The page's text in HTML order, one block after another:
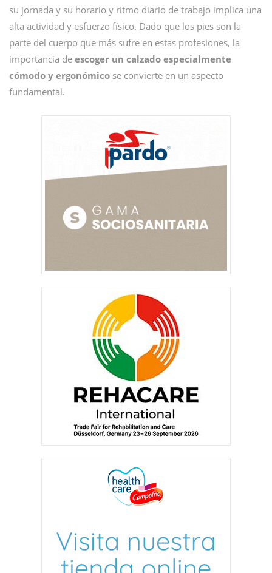
su jornada y su horario y ritmo diario de trabajo implica una
alta actividad y esfuerzo físico. Dado que los pies son la
parte del cuerpo que más sufre en estas profesiones, la
importancia de escoger un calzado especialmente
cómodo y ergonómico se convierte en un aspecto
fundamental.